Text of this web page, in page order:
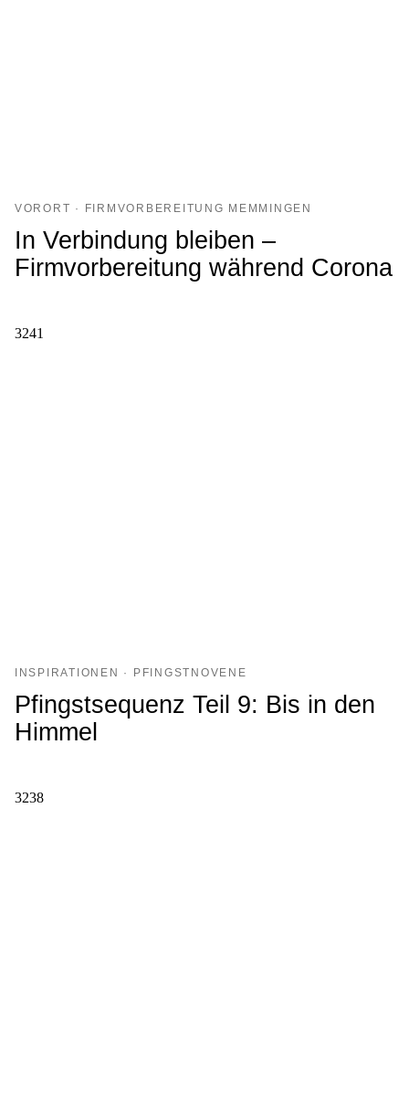
VORORT · FIRMVORBEREITUNG MEMMINGEN
In Verbindung bleiben –
Firmvorbereitung während Corona
3241
INSPIRATIONEN · PFINGSTNOVENE
Pfingstsequenz Teil 9: Bis in den
Himmel
3238